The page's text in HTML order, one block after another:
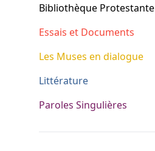
Bibliothèque Protestante
Essais et Documents
Les Muses en dialogue
Littérature
Paroles Singulières